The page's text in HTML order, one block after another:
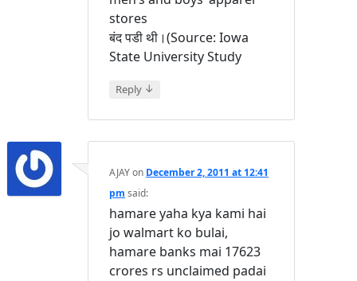
stores
बंद पडी थी।(Source: Iowa
State University Study
Reply ↓
AJAYon December 2, 2011 at 12:41
pm said:
hamare yaha kya kami hai
jo walmart ko bulai,
hamare banks mai 17623
crores rs unclaimed padai